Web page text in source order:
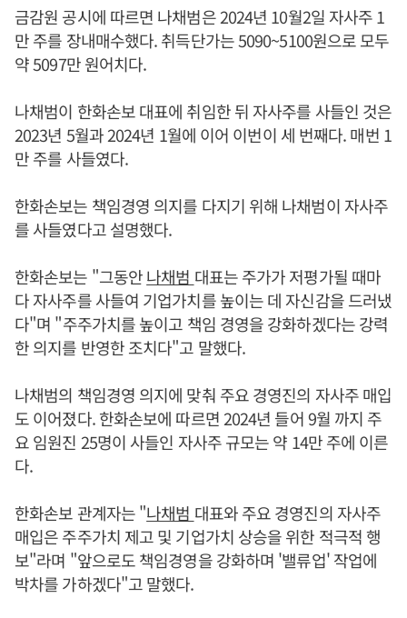
금감원 공시에 따르면 나채범은 2024년 10월2일 자사주 1
만 주를 장내매수했다. 취득단가는 5090~5100원으로 모두
약 5097만 원어치다.
나채범이 한화손보 대표에 취임한 뒤 자사주를 사들인 것은
2023년 5월과 2024년 1월에 이어 이번이 세 번째다. 매번 1
만 주를 사들였다.
한화손보는 책임경영 의지를 다지기 위해 나채범이 자사주
를 사들였다고 설명했다.
한화손보는 "그동안나채범 대표는 주가가 저평가될 때마
다 자사주를 사들여 기업가치를 높이는 데 자신감을 드러냈
다"며 "주주가치를 높이고 책임 경영을 강화하겠다는 강력
한 의지를 반영한 조치다"고 말했다.
나채범의 책임경영 의지에 맞춰 주요 경영진의 자사주 매입
도 이어졌다. 한화손보에 따르면 2024년 들어 9월 까지 주
요 임원진 25명이 사들인 자사주 규모는 약 14만 주에 이른
다.
한화손보 관계자는 "나채범 대표와 주요 경영진의 자사주
매입은 주주가치 제고 및 기업가치 상승을 위한 적극적 행
보"라며 "앞으로도 책임경영을 강화하며 '밸류업' 작업에
박차를 가하겠다"고 말했다.